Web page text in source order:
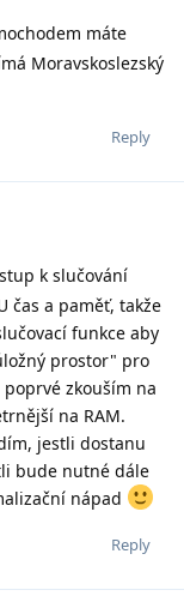
máte
Moravskoslezský
Reply
k slučování
čas a paměť, takže
funkce aby
prostor" pro
poprvé zkouším na
na RAM.
jestli dostanu
bude nutné dále
nápad
Reply